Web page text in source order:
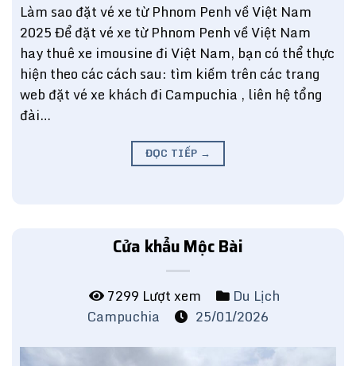
Làm sao đặt vé xe từ Phnom Penh về Việt Nam
2025 Để đặt vé xe từ Phnom Penh về Việt Nam
hay thuê xe imousine đi Việt Nam, bạn có thể thực
hiện theo các cách sau: tìm kiếm trên các trang
web đặt vé xe khách đi Campuchia , liên hệ tổng
đài…
ĐỌC TIẾP →
Cửa khẩu Mộc Bài
7299 Lượt xem
Du Lịch
Campuchia
25/01/2026